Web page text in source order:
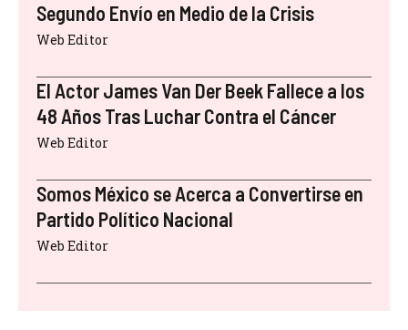
Segundo Envío en Medio de la Crisis
Web Editor
El Actor James Van Der Beek Fallece a los
48 Años Tras Luchar Contra el Cáncer
Web Editor
Somos México se Acerca a Convertirse en
Partido Político Nacional
Web Editor